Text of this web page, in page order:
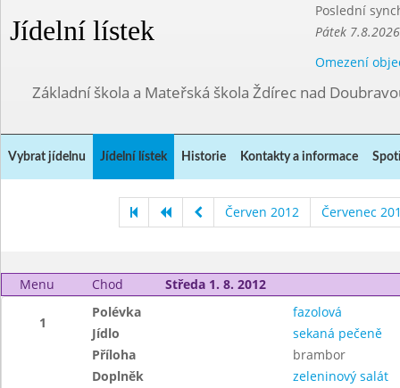
Jídelní lístek
Poslední
Pátek
Omezení
Základní škola a Mateřská škola Ždírec nad
Vybrat jídelnu Jídelní lístek Historie Kontakty a informace
Červen 2012 Červenec
Menu Chod Středa 1. 8. 2012
1
Polévka
fazolová
Jídlo
sekaná pečeně
Příloha
brambor
Doplněk
zeleninový salát